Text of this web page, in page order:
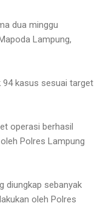
dua minggu
Lampung,
94 kasus sesuai target
operasi berhasil
Polres Lampung
diungkap sebanyak
oleh Polres